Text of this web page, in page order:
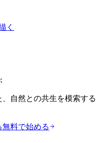
く
自然との共生を模索する
無料で始める